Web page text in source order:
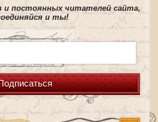
и постоянных читателей сайта,
и ты!